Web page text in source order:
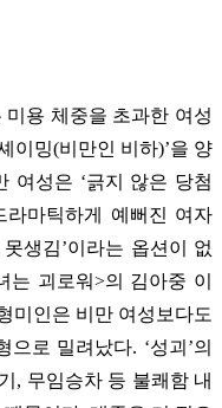
용 체중을 초과한 여성
이밍(비만인 비하)’을 양
여성은 ‘긁지 않은 당첨
라마틱하게 예뻐진 여자
생김’이라는 옵션이 없
괴로워>의 김아중 이
미인은 비만 여성보다도
로 밀려났다. ‘성괴’의
, 무임승차 등 불쾌함 내